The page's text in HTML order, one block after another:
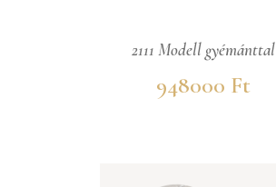
2111 Modell gyémánttal
948000 Ft